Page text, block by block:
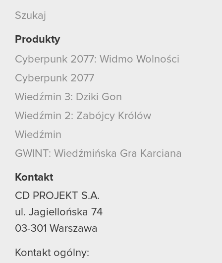
Szukaj
Produkty
Cyberpunk 2077: Widmo Wolności
Cyberpunk 2077
Wiedźmin 3: Dziki Gon
Wiedźmin 2: Zabójcy Królów
Wiedźmin
GWINT: Wiedźmińska Gra Karciana
Kontakt
CD PROJEKT S.A.
ul. Jagiellońska 74
03-301 Warszawa
Kontakt ogólny: